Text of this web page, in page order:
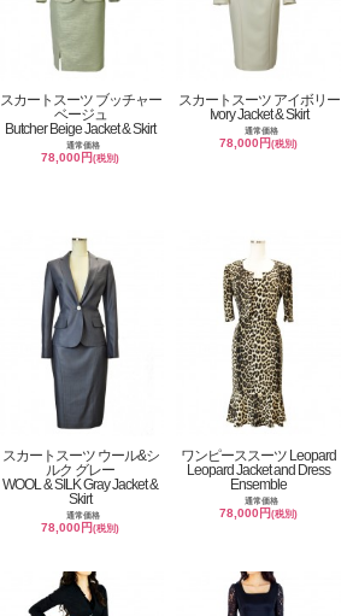
スカートスーツ ブッチャー
ベージュ
Butcher Beige Jacket & Skirt
通常価格
78,000円(税別)
スカートスーツ アイボリー
Ivory Jacket & Skirt
通常価格
78,000円(税別)
スカートスーツ ウール&シ
ルク グレー
WOOL & SILK Gray Jacket &
Skirt
通常価格
78,000円(税別)
ワンピーススーツ Leopard
Leopard Jacket and Dress
Ensemble
通常価格
78,000円(税別)